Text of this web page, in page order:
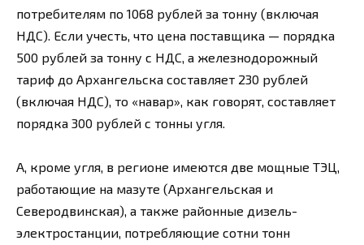
потребителям по 1068 рублей за тонну (включая
НДС). Если учесть, что цена поставщика — порядка
500 рублей за тонну с НДС, а железнодорожный
тариф до Архангельска составляет 230 рублей
(включая НДС), то «навар», как говорят, составляет
порядка 300 рублей с тонны угля.
А, кроме угля, в регионе имеются две мощные ТЭЦ,
работающие на мазуте (Архангельская и
Северодвинская), а также районные дизель-
электростанции, потребляющие сотни тонн